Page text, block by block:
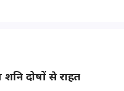
दोषों से राहत